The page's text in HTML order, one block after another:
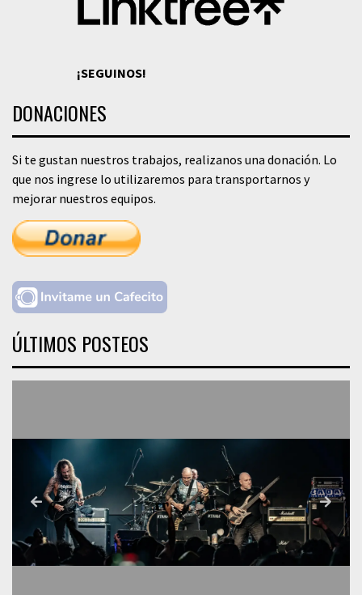
¡SEGUINOS!
DONACIONES
Si te gustan nuestros trabajos, realizanos una donación. Lo
que nos ingrese lo utilizaremos para transportarnos y
mejorar nuestros equipos.
ÚLTIMOS POSTEOS